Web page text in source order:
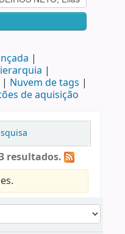
Nuvem de tags
de aquisição
resultados.